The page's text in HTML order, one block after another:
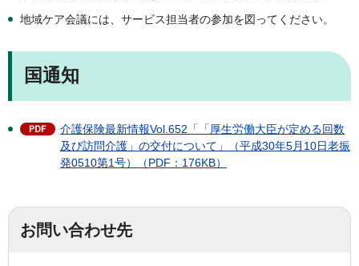
地域ケア会議には、サービス担当者の参加を図ってください。
国通知
介護保険最新情報Vol.652「「厚生労働大臣が定める回数
及び訪問介護」の交付について」（平成30年5月10日老振
発0510第1号）（PDF：176KB）
お問い合わせ先